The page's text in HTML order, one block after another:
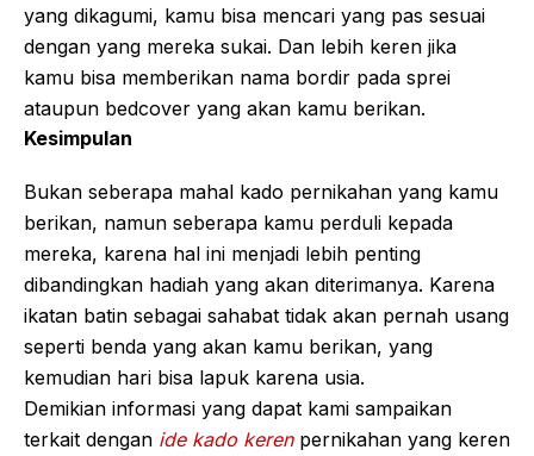
yang dikagumi, kamu bisa mencari yang pas sesuai
dengan yang mereka sukai. Dan lebih keren jika
kamu bisa memberikan nama bordir pada sprei
ataupun bedcover yang akan kamu berikan.
Kesimpulan
Bukan seberapa mahal kado pernikahan yang kamu
berikan, namun seberapa kamu perduli kepada
mereka, karena hal ini menjadi lebih penting
dibandingkan hadiah yang akan diterimanya. Karena
ikatan batin sebagai sahabat tidak akan pernah usang
seperti benda yang akan kamu berikan, yang
kemudian hari bisa lapuk karena usia.
Demikian informasi yang dapat kami sampaikan
terkait dengan ide kado keren pernikahan yang keren